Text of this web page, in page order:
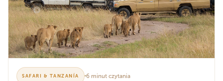
SAFARI & TANZANÍA 6 minut czytania